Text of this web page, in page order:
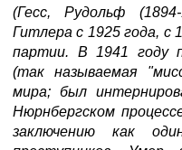
(Гесс, Рудольф
Гитлера с 1925 года, с
партии. В 1941 году
(так называемая
мира; был
Нюрнбергском
заключению как